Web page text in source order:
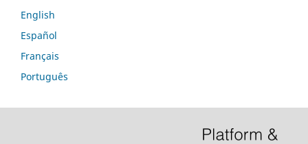
English
Español
Français
Português